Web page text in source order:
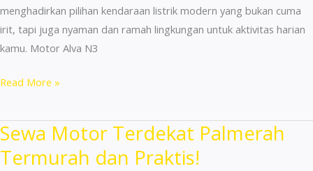
menghadirkan pilihan kendaraan listrik modern yang bukan cuma
irit, tapi juga nyaman dan ramah lingkungan untuk aktivitas harian
kamu. Motor Alva N3
Sewa
Area
Cilandak
Jakarta
Read More »
Sewa Motor Terdekat Palmerah
Termurah dan Praktis!